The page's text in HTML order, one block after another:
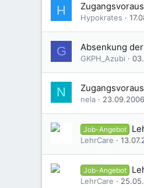
H Hypokrates
G Absenkung
GKPH_Azubi
N nela 23.09.2006
Job-Angebot
LehrCare
Job-Angebot
LehrCare